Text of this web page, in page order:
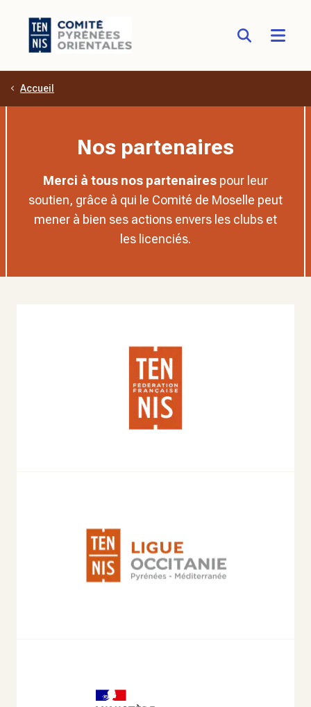
Aller au contenu principal
Accueil
Nos partenaires
Merci à tous nos partenaires pour leur
soutien, grâce à qui le Comité de Moselle peut
mener à bien ses actions envers les clubs et
les licenciés.